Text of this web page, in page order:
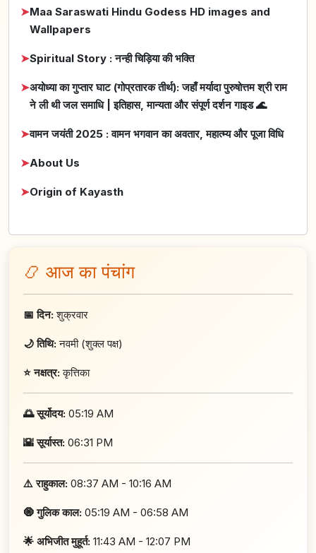
➤Maa Saraswati Hindu Godess HD images and
Wallpapers
➤Spiritual Story : नन्ही चिड़िया की भक्ति
➤अयोध्या का गुप्तार घाट (गोप्रतारक तीर्थ): जहाँ मर्यादा पुरुषोत्तम श्री राम
ने ली थी जल समाधि | इतिहास, मान्यता और संपूर्ण दर्शन गाइड 🌊
➤वामन जयंती 2025 : वामन भगवान का अवतार, महात्म्य और पूजा विधि
➤About Us
➤Origin of Kayasth
📿 आज का पंचांग
📅 दिन:शुक्रवार
🌙 तिथि:नवमी (शुक्ल पक्ष)
⭐ नक्षत्र:कृत्तिका
🌅 सूर्योदय: 05:19 AM
🌇 सूर्यास्त: 06:31 PM
⚠️ राहुकाल: 08:37 AM - 10:16 AM
🧿 गुलिक काल: 05:19 AM - 06:58 AM
🌟 अभिजीत मुहूर्त: 11:43 AM - 12:07 PM